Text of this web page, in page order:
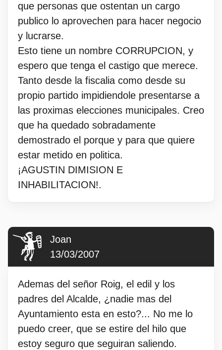
que personas que ostentan un cargo
publico lo aprovechen para hacer negocio
y lucrarse.
Esto tiene un nombre CORRUPCION, y
espero que tenga el castigo que merece.
Tanto desde la fiscalia como desde su
propio partido impidiendole presentarse a
las proximas elecciones municipales. Creo
que ha quedado sobradamente
demostrado el porque y para que quiere
estar metido en politica.
¡AGUSTIN DIMISION E
INHABILITACION!.
Joan
13/03/2007
Ademas del señor Roig, el edil y los
padres del Alcalde, ¿nadie mas del
Ayuntamiento esta en esto?... No me lo
puedo creer, que se estire del hilo que
estoy seguro que seguiran saliendo.